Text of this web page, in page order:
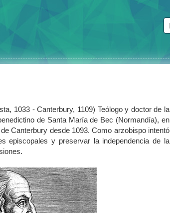
1033 - Canterbury, 1109) Teólogo y doctor de la
de Santa María de Bec (Normandía), en
Canterbury desde 1093. Como arzobispo intentó
episcopales y preservar la independencia de la